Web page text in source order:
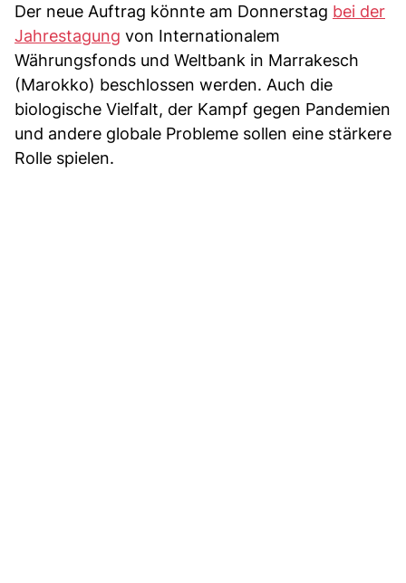
Der neue Auftrag könnte am Donnerstag bei der
Jahrestagung von Internationalem
Währungsfonds und Weltbank in Marrakesch
(Marokko) beschlossen werden. Auch die
biologische Vielfalt, der Kampf gegen Pandemien
und andere globale Probleme sollen eine stärkere
Rolle spielen.